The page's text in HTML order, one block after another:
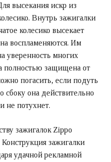
высекания искр из
Внутрь зажигалки
колесико высекает
воспламеняются. Им
уверенность многих
полностью защищена от
погасить, если подуть
сбоку она действительно
не потухнет.
зажигалок Zippo
зажигалки
удачной рекламной